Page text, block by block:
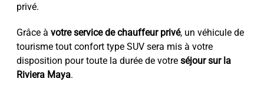
privé.
Grâce à votre service de chauffeur privé, un véhicule de
tourisme tout confort type SUV sera mis à votre
disposition pour toute la durée de votre séjour sur la
Riviera Maya.